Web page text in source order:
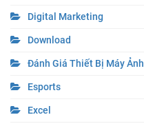
Digital Marketing
Download
Đánh Giá Thiết Bị Máy Ảnh
Esports
Excel